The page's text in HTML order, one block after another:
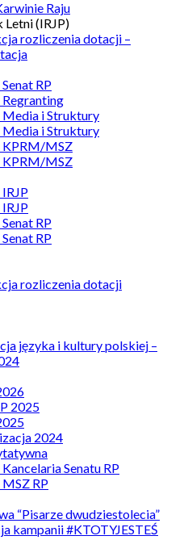
Raju
(IRJP)
rozliczenia dotacji –
RP
Regranting
Media i Struktury
Media i Struktury
KPRM/MSZ
KPRM/MSZ
RP
RP
rozliczenia dotacji
języka i kultury polskiej –
2025
2024
Senatu RP
RP
“Pisarze dwudziestolecia”
kampanii #KTOTYJESTEŚ